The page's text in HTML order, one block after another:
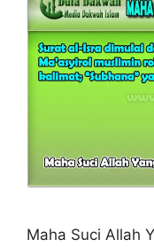
Maha Suci Allah